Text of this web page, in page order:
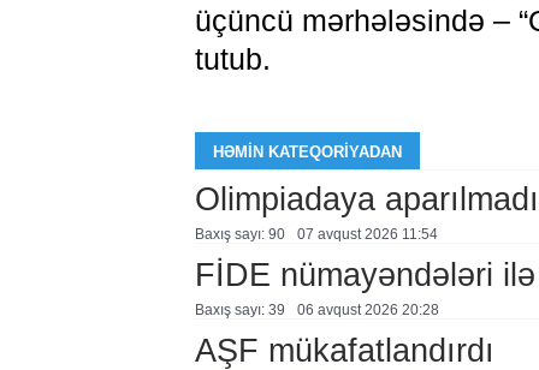
üçüncü mərhələsində –
tutub.
HƏMIN KATEQORIYADAN
Olimpiadaya aparılmadı
Baxış sayı: 90 07 avqust 2026 11:54
FİDE nümayəndələri
Baxış sayı: 39 06 avqust 2026 20:28
AŞF mükafatlandırdı